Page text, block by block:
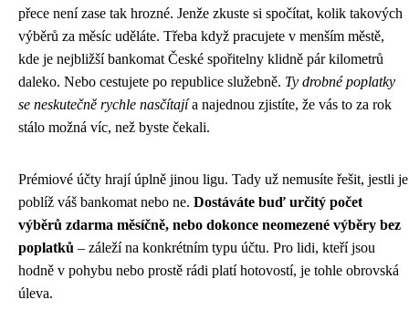
přece není zase tak hrozné. Jenže zkuste si spočítat, kolik takových
výběrů za měsíc uděláte. Třeba když pracujete v menším městě,
kde je nejbližší bankomat České spořitelny klidně pár kilometrů
daleko. Nebo cestujete po republice služebně. Ty drobné poplatky
se neskutečně rychle nasčítajía najednou zjistíte, že vás to za rok
stálo možná víc, než byste čekali.
Prémiové účty hrají úplně jinou ligu. Tady už nemusíte řešit, jestli je
poblíž váš bankomat nebo ne. Dostáváte buď určitý počet
výběrů zdarma měsíčně, nebo dokonce neomezené výběry bez
poplatků – záleží na konkrétním typu účtu. Pro lidi, kteří jsou
hodně v pohybu nebo prostě rádi platí hotovostí, je tohle obrovská
úleva.